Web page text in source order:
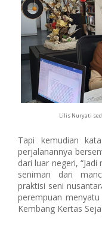
Lilis Nuryati
Tapi kemudian
perjalanannya
dari luar negeri,
seniman dari
praktisi seni
perempuan
Kembang Kertas